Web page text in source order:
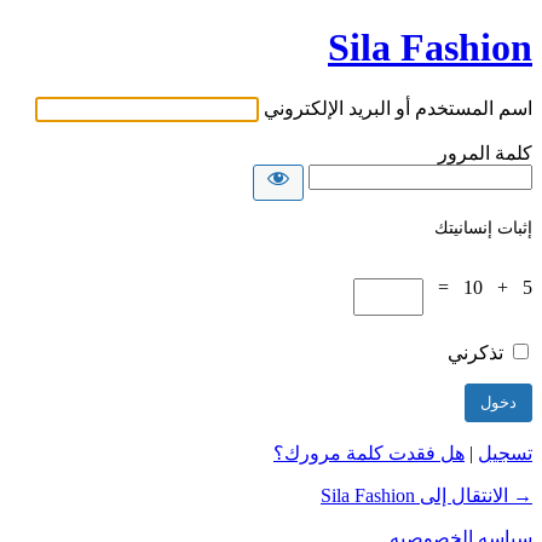
Sila Fashion
اسم المستخدم أو البريد الإلكتروني
كلمة المرور
إثبات إنسانيتك
5 + 10 =
تذكرني
تسجيل | هل فقدت كلمة مرورك؟
→ الانتقال إلى Sila Fashion
سياسه الخصوصيه